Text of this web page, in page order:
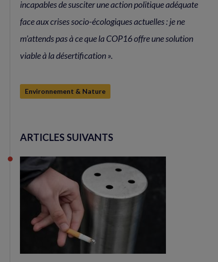
incapables de susciter une action politique adéquate
face aux crises socio-écologiques actuelles : je ne
m’attends pas à ce que la COP16 offre une solution
viable à la désertification ».
Environnement & Nature
ARTICLES SUIVANTS